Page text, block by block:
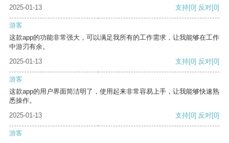
2025-01-13 支持[0] 反对[0]
游客
这款app的功能非常强大，可以满足我所有的工作需求，让我能够在工作
中游刃有余。
2025-01-13
支持[0] 反对[0]
游客
这款app的用户界面简洁明了，使用起来非常容易上手，让我能够快速熟
悉操作。
2025-01-13
支持[0] 反对[0]
游客